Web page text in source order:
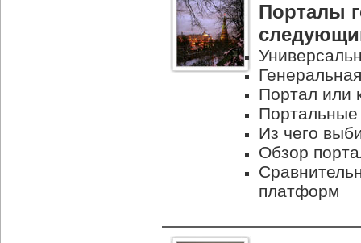
Порталы
Портал или
Портальные
Из чего
Обзор
платформ